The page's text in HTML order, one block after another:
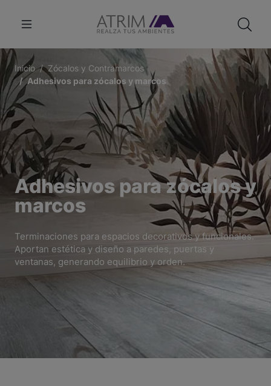
Inicio
Zócalos y Contramarcos
Adhesivos para zócalos y marcos
Adhesivos para zócalos y
marcos
Terminaciones para espacios decorativos y funcionales.
Aportan estética y diseño a paredes, puertas y
ventanas, generando equilibrio y orden.